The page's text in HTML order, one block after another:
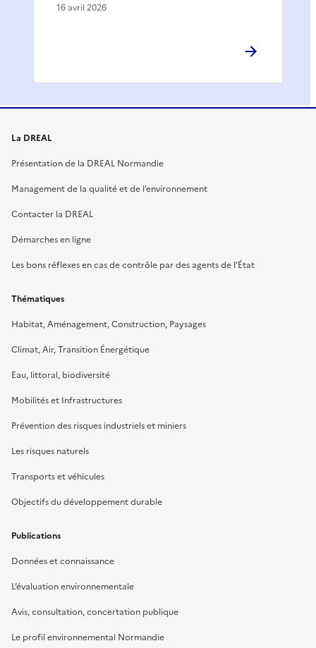
16 avril 2026
La DREAL
Présentation de la DREAL Normandie
Management de la qualité et de l’environnement
Contacter la DREAL
Démarches en ligne
Les bons réflexes en cas de contrôle par des agents de l’État
Thématiques
Habitat, Aménagement, Construction, Paysages
Climat, Air, Transition Énergétique
Eau, littoral, biodiversité
Mobilités et Infrastructures
Prévention des risques industriels et miniers
Les risques naturels
Transports et véhicules
Objectifs du développement durable
Publications
Données et connaissance
L’évaluation environnementale
Avis, consultation, concertation publique
Le profil environnemental Normandie